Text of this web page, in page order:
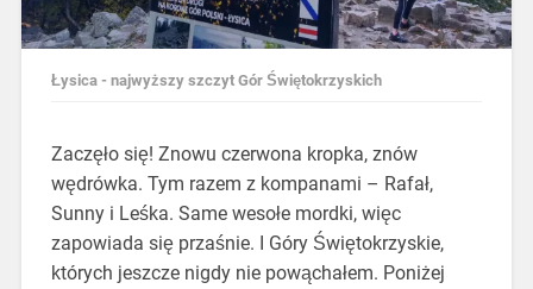
Łysica - najwyższy szczyt Gór Świętokrzyskich
Zaczęło się! Znowu czerwona kropka, znów
wędrówka. Tym razem z kompanami – Rafał,
Sunny i Leśka. Same wesołe mordki, więc
zapowiada się przaśnie. I Góry Świętokrzyskie,
których jeszcze nigdy nie powąchałem. Poniżej